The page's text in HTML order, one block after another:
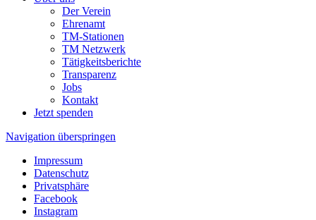
Der Verein
Ehrenamt
TM-Stationen
TM Netzwerk
Tätigkeitsberichte
Transparenz
Jobs
Kontakt
Jetzt spenden
Navigation überspringen
Impressum
Datenschutz
Privatsphäre
Facebook
Instagram